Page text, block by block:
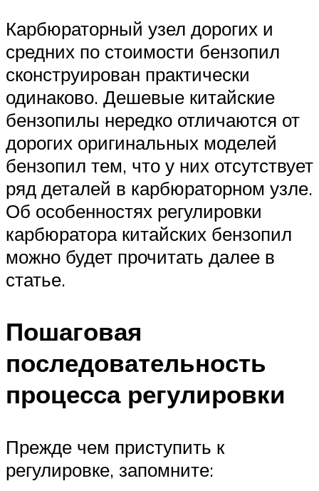
Карбюраторный узел дорогих и
средних по стоимости бензопил
сконструирован практически
одинаково. Дешевые китайские
бензопилы нередко отличаются от
дорогих оригинальных моделей
бензопил тем, что у них отсутствует
ряд деталей в карбюраторном узле.
Об особенностях регулировки
карбюратора китайских бензопил
можно будет прочитать далее в
статье.
Пошаговая
последовательность
процесса регулировки
Прежде чем приступить к
регулировке, запомните: